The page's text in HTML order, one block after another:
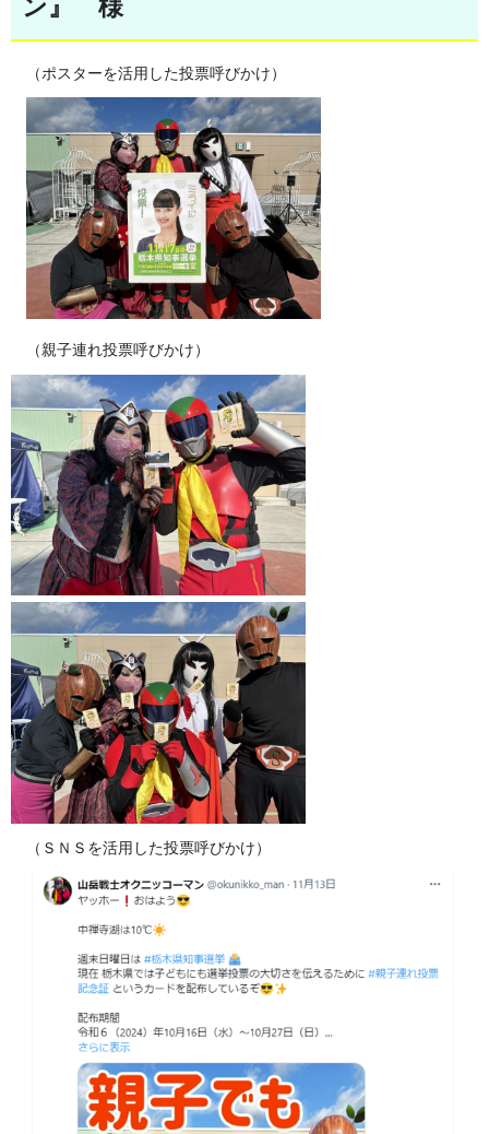
ン』 様
（ポスターを活用した投票呼びかけ）
（親子連れ投票呼びかけ）
（ＳＮＳを活用した投票呼びかけ）